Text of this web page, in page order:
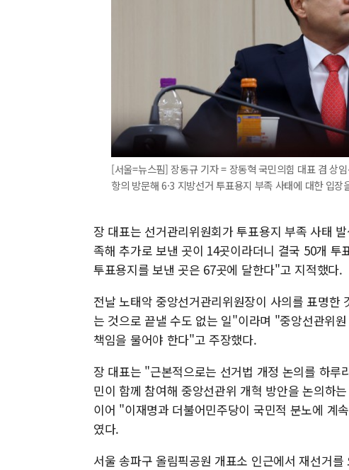
[서울=뉴스핌] 장동규 기자 = 장동혁 국민의힘 대표 겸 상
항의 방문해 6·3 지방선거 투표용지 부족 사태에 대한
장 대표는 선거관리위원회가 투표용지 부족 사태
족해 추가로 보낸 곳이 14곳이라더니 결국 50개
투표용지를 보낸 곳은 67곳에 달한다"고 지적했다.
전날 노태악 중앙선거관리위원장이 사의를 표명
는 것으로 끝낼 수도 없는 일"이라며 "중앙선관위
책임을 물어야 한다"고 주장했다.
장 대표는 "근본적으로는 선거법 개정 논의를 하
민이 함께 참여해 중앙선관위 개혁 방안을 논의하
이어 "이재명과 더불어민주당이 국민적 분노에 계
였다.
서울 송파구 올림픽공원 개표소 인근에서 재선거